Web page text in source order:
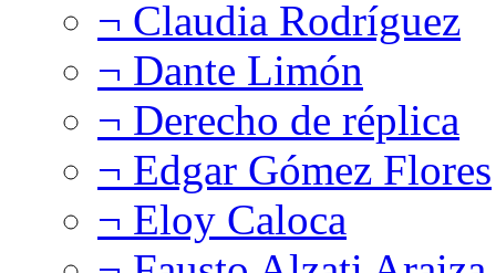
¬ Claudia Rodríguez
¬ Dante Limón
¬ Derecho de réplica
¬ Edgar Gómez Flores
¬ Eloy Caloca